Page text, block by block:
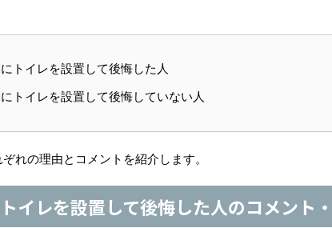
トイレを設置して後悔した人
トイレを設置して後悔していない人
れの理由とコメントを紹介します。
イレを設置して後悔した人のコメント